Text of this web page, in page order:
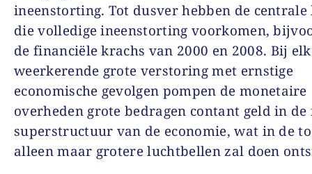
ineenstorting. Tot dusver hebben de centrale
die volledige ineenstorting voorkomen,
de financiële krachs van 2000 en 2008. Bij
weerkerende grote verstoring met ernstige
economische gevolgen pompen de monetaire
overheden grote bedragen contant geld in
superstructuur van de economie, wat in de
alleen maar grotere luchtbellen zal doen